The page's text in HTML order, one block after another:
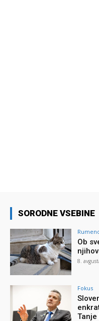
SORODNE VSEBINE
Ob
8.
Fokus
Tanje